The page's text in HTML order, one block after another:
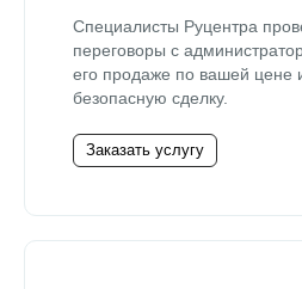
Специалисты Руцентра
переговоры с
его продаже по вашей цене
безопасную сделку.
Заказать услугу